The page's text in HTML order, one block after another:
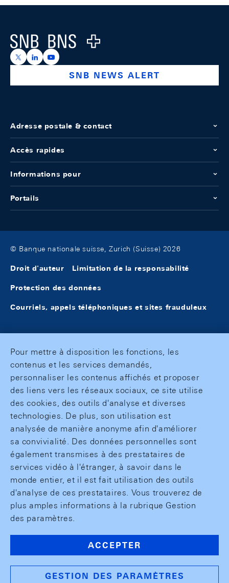
Logo
https://x.com/snb_bns
https://ch.linkedin.com/company/swiss-national-
https://www.youtube.com/@swissnationalbank
SNB NEWS ALERT
Adresse postale & contact
Accès rapides
Informations pour
Portails
© Banque nationale suisse, Zurich (Suisse) 2026
Droit d'auteur Limitation de la responsabilité
Protection des données
Courriels, appels téléphoniques et sites frauduleux
Pour mettre à disposition les fonctions, les
contenus et les services demandés,
personnaliser les contenus affichés et proposer
des liens vers les réseaux sociaux, ce site utilise
des cookies, des outils d'analyse et diverses
technologies. De plus, son utilisation est
analysée de manière anonyme afin d'améliorer
sa convivialité. Des données personnelles sont
également transmises à des prestataires de
services vidéo à l'étranger, à savoir dans le
monde entier, et il est fait utilisation des outils
d'analyse de ces prestataires. Vous trouverez de
plus amples informations à la rubrique Gestion
des paramètres.
ACCEPTER
GESTION DES PARAMÈTRES